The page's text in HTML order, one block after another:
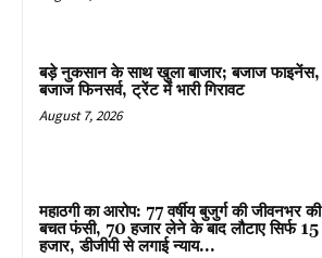
बड़े नुकसान के साथ खुला बाजार; बजाज फाइनेंस,
बजाज फिनसर्व, ट्रेंट में भारी गिरावट
August 7, 2026
महाठगी का आरोप: 77 वर्षीय बुजुर्ग की जीवनभर की
बचत फंसी, 70 हजार लेने के बाद लौटाए सिर्फ 15
हजार, डीजीपी से लगाई न्याय...